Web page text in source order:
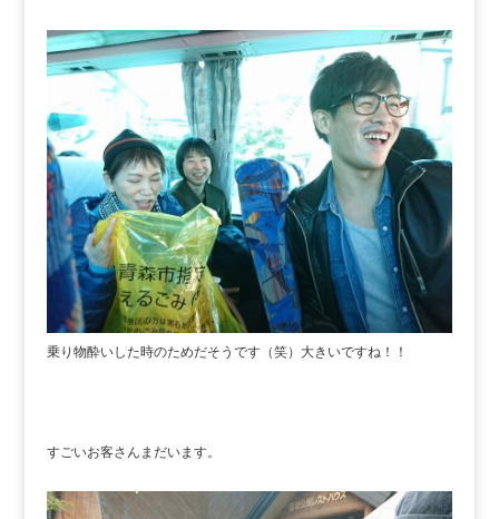
乗り物酔いした時のためだそうです（笑）大きいですね！！
すごいお客さんまだいます。